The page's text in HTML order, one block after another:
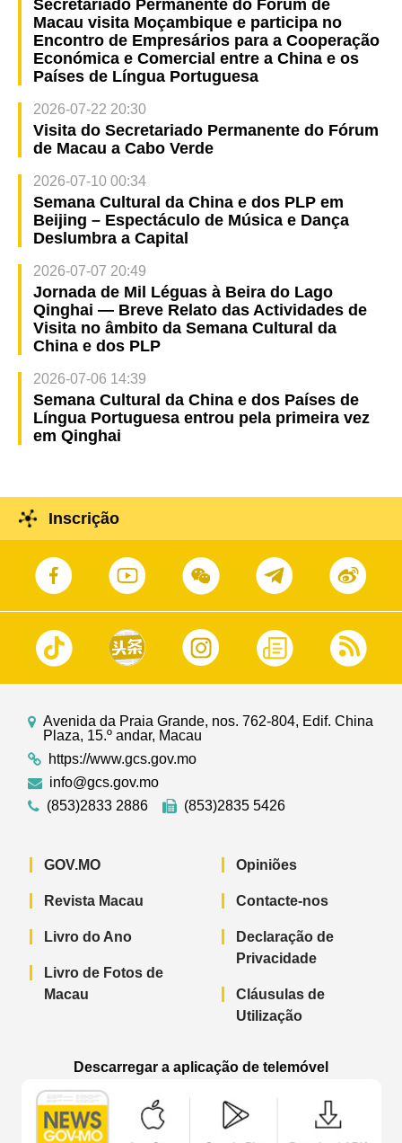
Secretariado Permanente do Fórum de
Macau visita Moçambique e participa no
Encontro de Empresários para a Cooperação
Económica e Comercial entre a China e os
Países de Língua Portuguesa
2026-07-22 20:30
Visita do Secretariado Permanente do Fórum
de Macau a Cabo Verde
2026-07-10 00:34
Semana Cultural da China e dos PLP em
Beijing – Espectáculo de Música e Dança
Deslumbra a Capital
2026-07-07 20:49
Jornada de Mil Léguas à Beira do Lago
Qinghai — Breve Relato das Actividades de
Visita no âmbito da Semana Cultural da
China e dos PLP
2026-07-06 14:39
Semana Cultural da China e dos Países de
Língua Portuguesa entrou pela primeira vez
em Qinghai
Inscrição
Avenida da Praia Grande, nos. 762-804, Edif. China
Plaza, 15.º andar, Macau
https://www.gcs.gov.mo
info@gcs.gov.mo
(853)2833 2886
(853)2835 5426
GOV.MO
Revista Macau
Livro do Ano
Livro de Fotos de
Macau
Opiniões
Contacte-nos
Declaração de
Privacidade
Cláusulas de
Utilização
Descarregar a aplicação de telemóvel